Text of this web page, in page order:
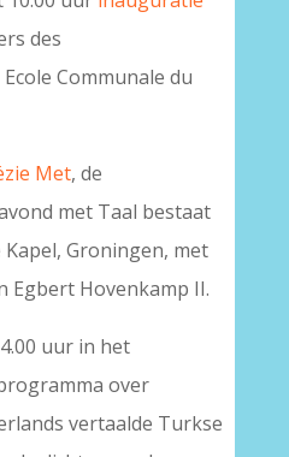
des
Communale du
Met, de
met Taal bestaat
Groningen, met
Egbert Hovenkamp II.
uur in het
over
vertaalde Turkse